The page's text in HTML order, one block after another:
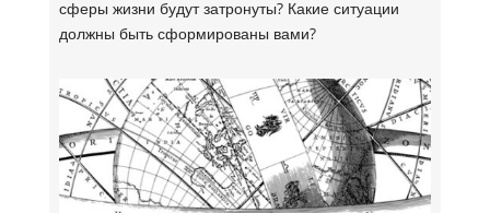
сферы жизни будут затронуты? Какие ситуации
должны быть сформированы вами?